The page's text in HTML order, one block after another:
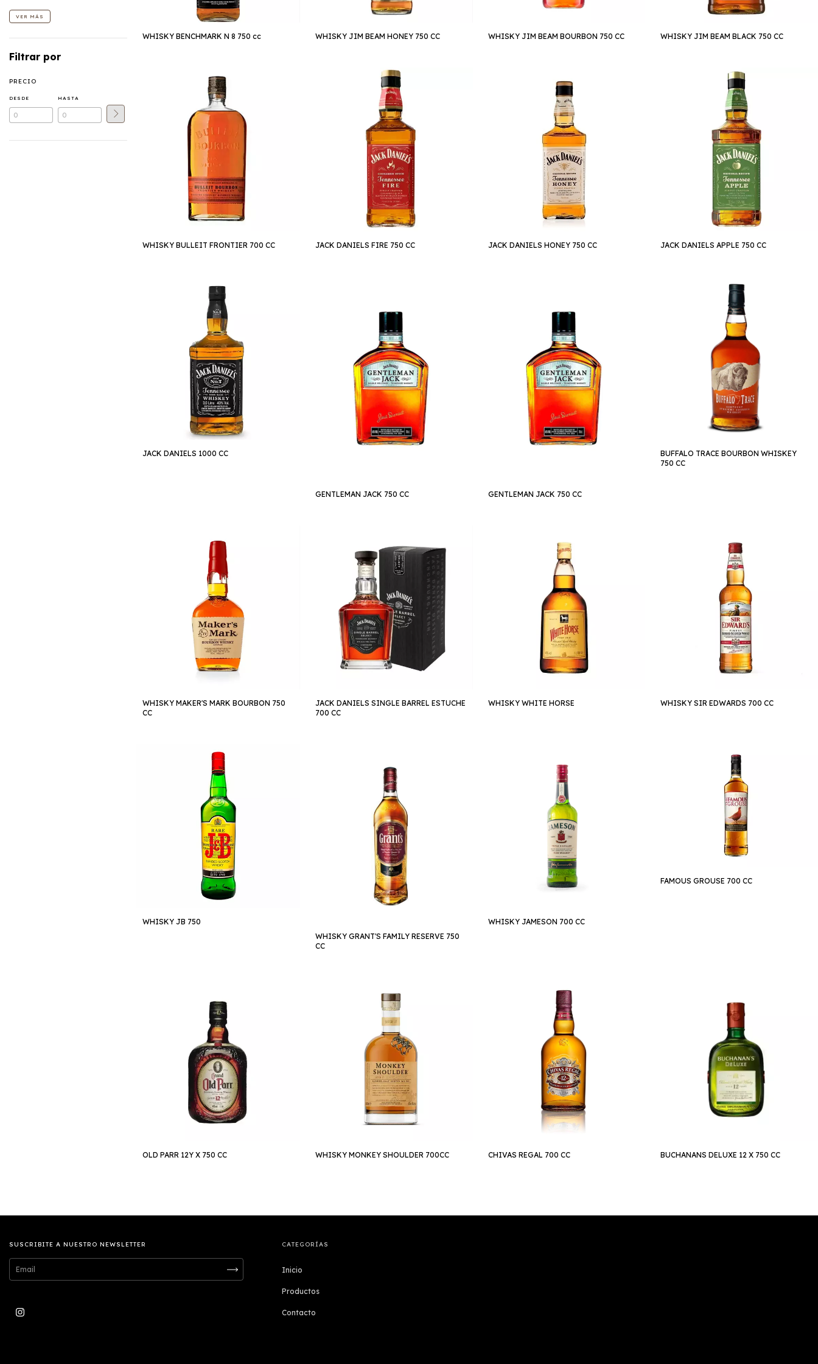
VER MÁS
Filtrar por
PRECIO
DESDE HASTA
WHISKY BENCHMARK N 8 750 cc WHISKY JIM BEAM HONEY 750 CC WHISKY JIM BEAM BOURBON 750 CC WHISKY JIM BEAM BLACK 750 CC
WHISKY BULLEIT FRONTIER 700 CC JACK DANIELS FIRE 750 CC JACK DANIELS HONEY 750 CC JACK DANIELS APPLE 750 CC
JACK DANIELS 1000 CC
GENTLEMAN JACK 750 CC GENTLEMAN JACK 750 CC
BUFFALO TRACE BOURBON WHISKEY
750 CC
WHISKY MAKER'S MARK BOURBON 750
CC
JACK DANIELS SINGLE BARREL ESTUCHE
700 CC
WHISKY WHITE HORSE WHISKY SIR EDWARDS 700 CC
WHISKY JB 750
WHISKY GRANT'S FAMILY RESERVE 750
CC
WHISKY JAMESON 700 CC
FAMOUS GROUSE 700 CC
OLD PARR 12Y X 750 CC WHISKY MONKEY SHOULDER 700CC CHIVAS REGAL 700 CC BUCHANANS DELUXE 12 X 750 CC
SUSCRIBITE A NUESTRO NEWSLETTER CATEGORÍAS
Inicio
Productos
Contacto